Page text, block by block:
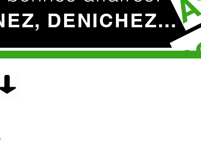
DENICHEZ…